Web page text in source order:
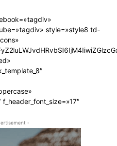
style=»style8 td-
-